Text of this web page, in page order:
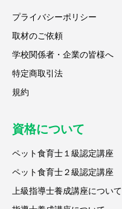
プライバシーポリシー
取材のご依頼
学校関係者・企業の皆様へ
特定商取引法
規約
資格について
ペット食育士１級認定講座
ペット食育士２級認定講座
上級指導士養成講座について